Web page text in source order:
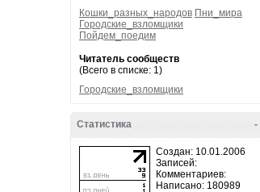
Кошки_разных_народов Пни_мира
Городские_взломщики
Пойдем_поедим
Читатель сообществ
(Всего в списке: 1)
Городские_взломщики
-
Статистика
Создан: 10.01.2006
Записей:
Комментариев:
Написано: 180989